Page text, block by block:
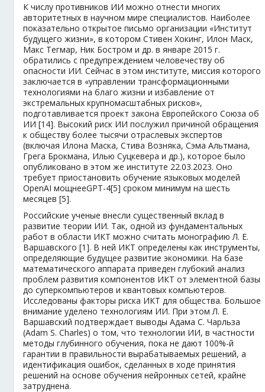
К числу противников ИИ можно отнести многих
авторитетных в научном мире специалистов. Наиболее
показательно открытое письмо организации «Институт
будущего жизни», в котором Стивен Хокинг, Илон Маск,
Макс Тегмар, Ник Бостром и др. в январе 2015 г.
обратились с предупреждением человечеству об
опасности ИИ. Сейчас в этом институте, миссия которого
заключается в «управлении трансформационными
технологиями на благо жизни и избавление от
экстремальных крупномасштабных рисков»,
подготавливается проект закона Европейского Союза об
ИИ [14]. Высокий риск ИИ послужил причиной обращения
к обществу более тысячи отраслевых экспертов
(включая Илона Маска, Стива Возняка, Сэма Альтмана,
Грега Брокмана, Илью Суцкевера и др.), которое было
опубликовано в этом же институте 22.03.2023. Оно
требует приостановить обучение языковых моделей
OpenAI мощнееGPT-4[5] сроком минимум на шесть
месяцев [5].
Российские ученые внесли существенный вклад в
развитие теории ИИ. Так, одной из фундаментальных
работ в области ИКТ можно считать монографию Л. Е.
Варшавского [1]. В ней ИКТ определены как инструменты,
определяющие будущее развитие экономики. На базе
математического аппарата приведен глубокий анализ
проблем развития компонентов ИКТ от элементной базы
до суперкомпьютеров и квантовых компьютеров.
Исследованы факторы риска ИКТ для общества. Большое
внимание уделено технологиям ИИ. При этом Л. Е.
Варшавский подтверждает выводы Адама С. Чарльза
(Adam S. Charles) о том, что технологии ИИ, в частности
методы глубинного обучения, пока не дают 100%-й
гарантии в правильности вырабатываемых решений, а
идентификация ошибок, сделанных в ходе принятия
решений на основе обучения нейронных сетей, крайне
затруднена.